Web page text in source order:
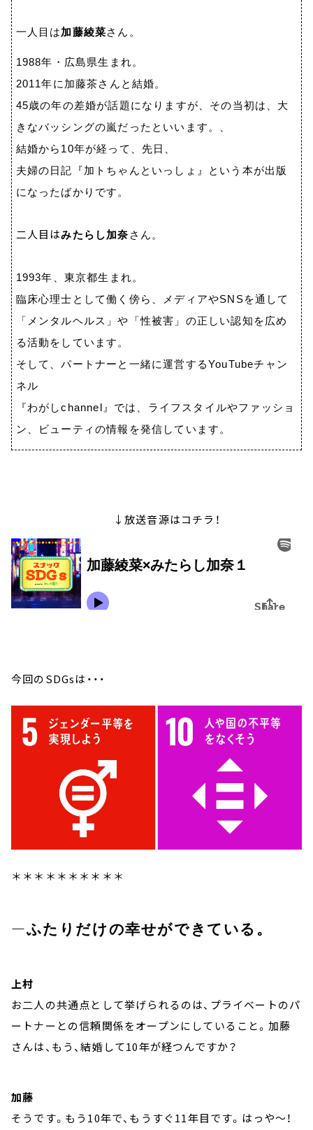
一人目は加藤綾菜さん。
1988年・広島県生まれ。
2011年に加藤茶さんと結婚。
45歳の年の差婚が話題になりますが、その当初は、大
きなバッシングの嵐だったといいます。、
結婚から 10年が経って、先日、
夫婦の日記『加トちゃんといっしょ』という本が出版
になったばかりです。
二人目はみたらし加奈 さん。
1993年、東京都生まれ。
臨床心理士として働く傍ら、メディアやSNSを通して
「メンタルヘルス」や「性被害」の正しい認知を広め
る活動をしています。
そして、パートナーと一緒に運営するYouTubeチャン
ネル
『わがしchannel 』では、ライフスタイルやファッショ
ン、ビューティの情報を発信しています。
↓放送音源はコチラ！
今回のSDGsは・・・
＊＊＊＊＊＊＊＊＊＊
―ふたりだけの幸せができている。
上村
お二人の共通点として挙げられるのは、プライベートのパ
ートナーとの信頼関係をオープンにしていること。加藤
さんは、もう、結婚して10年が経つんですか？
加藤
そうです。もう10年で、もうすぐ11年目です。はっや～！